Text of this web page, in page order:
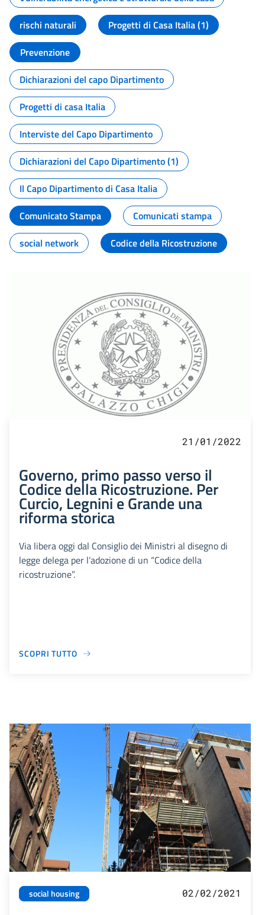
rischi naturali
Progetti di Casa Italia (1)
Prevenzione
Dichiarazioni del capo Dipartimento
Progetti di casa Italia
Interviste del Capo Dipartimento
Dichiarazioni del Capo Dipartimento (1)
Il Capo Dipartimento di Casa Italia
Comunicato Stampa
Comunicati stampa
social network
Codice della Ricostruzione
21/01/2022
Governo, primo passo verso il
Codice della Ricostruzione. Per
Curcio, Legnini e Grande una
riforma storica
Via libera oggi dal Consiglio dei Ministri al disegno di
legge delega per l’adozione di un “Codice della
ricostruzione”.
SCOPRI TUTTO
social housing 02/02/2021